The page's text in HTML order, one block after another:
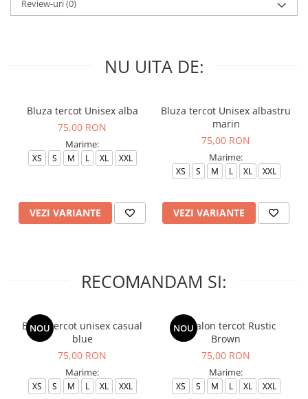
Review-uri(0)
NU UITA DE:
Bluza tercot Unisex alba
75,00 RON
Marime:
XS S M L XL XXL
VEZI VARIANTE
Bluza tercot Unisex albastru
marin
75,00 RON
Marime:
XS S M L XL XXL
VEZI VARIANTE
RECOMANDAM SI:
NOU
Bluza tercot unisex casual
blue
75,00 RON
Marime:
XS S M L XL XXL
NOU
Pantalon tercot Rustic
Brown
75,00 RON
Marime:
XS S M L XL XXL